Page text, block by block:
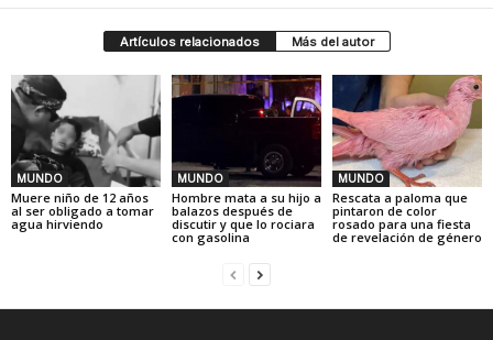
Artículos relacionados Más del autor
MUNDO
Muere niño de 12 años
al ser obligado a tomar
agua hirviendo
MUNDO
Hombre mata a su hijo a
balazos después de
discutir y que lo rociara
con gasolina
MUNDO
Rescata a paloma que
pintaron de color
rosado para una fiesta
de revelación de género